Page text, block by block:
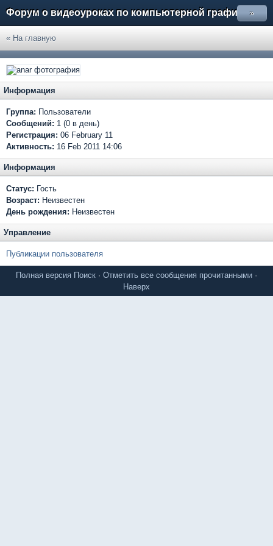
Форум о видеоуроках по компьютерной графике »
« На главную
Информация
Группа: Пользователи
Сообщений: 1 (0 в день)
Регистрация: 06 February 11
Активность: 16 Feb 2011 14:06
Информация
Статус: Гость
Возраст: Неизвестен
День рождения: Неизвестен
Управление
Публикации пользователя
Полная версия Поиск · Отметить все сообщения прочитанными ·
Наверх